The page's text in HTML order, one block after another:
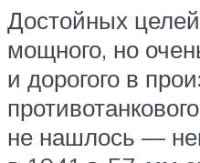
Достойных
мощного, но
и дорогого в
не нашлось —